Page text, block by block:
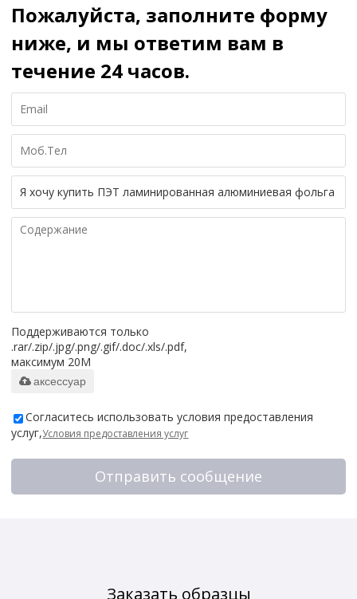
Пожалуйста, заполните форму
ниже, и мы ответим вам в
течение 24 часов.
Поддерживаются только
.rar/.zip/.jpg/.png/.gif/.doc/.xls/.pdf,
максимум 20M
аксессуар
Согласитесь использовать условия предоставления
услуг,Условия предоставления услуг
Отправить сообщение
Заказать образцы